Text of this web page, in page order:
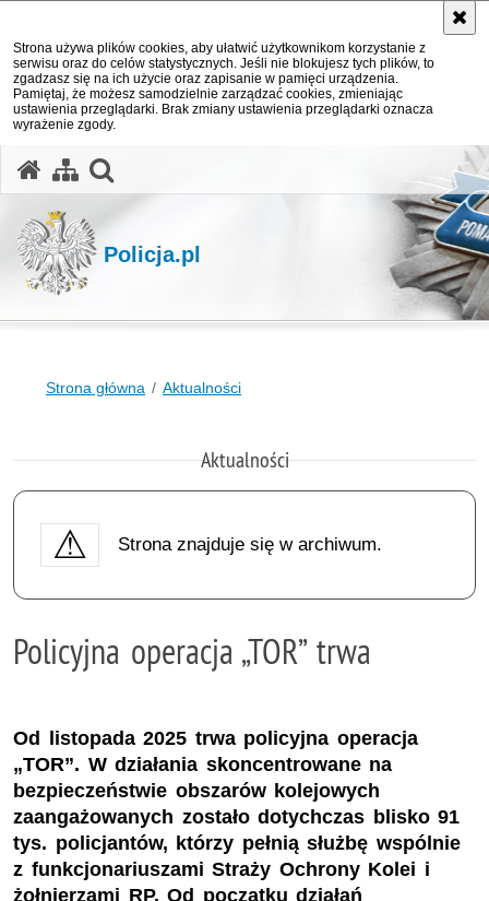
Strona używa plików cookies, aby ułatwić użytkownikom korzystanie z
serwisu oraz do celów statystycznych. Jeśli nie blokujesz tych plików, to
zgadzasz się na ich użycie oraz zapisanie w pamięci urządzenia.
Pamiętaj, że możesz samodzielnie zarządzać cookies, zmieniając
ustawienia przeglądarki. Brak zmiany ustawienia przeglądarki oznacza
wyrażenie zgody.
Policja.pl
Strona główna Aktualności
Aktualności
Strona znajduje się w archiwum.
Policyjna operacja „TOR” trwa
Od listopada 2025 trwa policyjna operacja
„TOR”. W działania skoncentrowane na
bezpieczeństwie obszarów kolejowych
zaangażowanych zostało dotychczas blisko 91
tys. policjantów, którzy pełnią służbę wspólnie
z funkcjonariuszami Straży Ochrony Kolei i
żołnierzami RP. Od początku działań